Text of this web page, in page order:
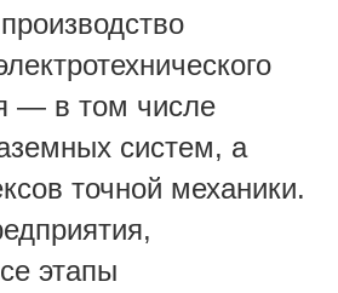
— в том числе
систем, а
точной механики.
этапы